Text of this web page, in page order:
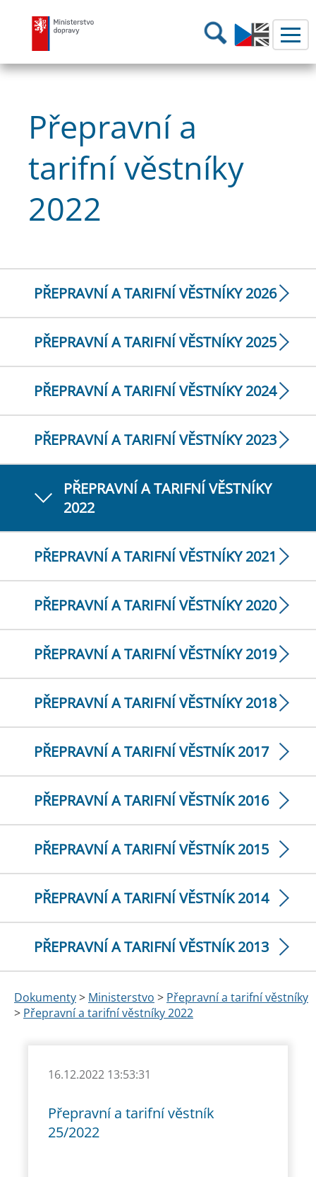
Ministerstvo dopravy Hledání
Přepravní a
tarifní věstníky
2022
PŘEPRAVNÍ A TARIFNÍ VĚSTNÍKY 2026
PŘEPRAVNÍ A TARIFNÍ VĚSTNÍKY 2025
PŘEPRAVNÍ A TARIFNÍ VĚSTNÍKY 2024
PŘEPRAVNÍ A TARIFNÍ VĚSTNÍKY 2023
PŘEPRAVNÍ A TARIFNÍ VĚSTNÍKY
2022
PŘEPRAVNÍ A TARIFNÍ VĚSTNÍKY 2021
PŘEPRAVNÍ A TARIFNÍ VĚSTNÍKY 2020
PŘEPRAVNÍ A TARIFNÍ VĚSTNÍKY 2019
PŘEPRAVNÍ A TARIFNÍ VĚSTNÍKY 2018
PŘEPRAVNÍ A TARIFNÍ VĚSTNÍK 2017
PŘEPRAVNÍ A TARIFNÍ VĚSTNÍK 2016
PŘEPRAVNÍ A TARIFNÍ VĚSTNÍK 2015
PŘEPRAVNÍ A TARIFNÍ VĚSTNÍK 2014
PŘEPRAVNÍ A TARIFNÍ VĚSTNÍK 2013
Dokumenty> Ministerstvo > Přepravní a tarifní věstníky
> Přepravní a tarifní věstníky 2022
16.12.2022 13:53:31
Přepravní a tarifní věstník
25/2022